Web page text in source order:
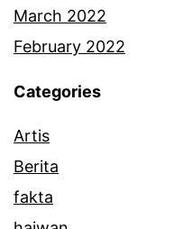
March 2022
February 2022
Categories
Artis
Berita
fakta